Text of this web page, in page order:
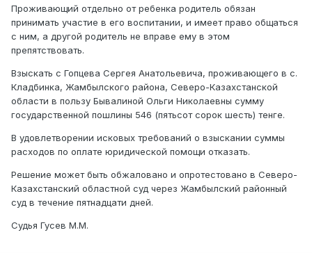
Проживающий отдельно от ребенка родитель обязан
принимать участие в его воспитании, и имеет право общаться
с ним, а другой родитель не вправе ему в этом
препятствовать.
Взыскать с Гопцева Сергея Анатольевича, проживающего в с.
Кладбинка, Жамбылского района, Северо-Казахстанской
области в пользу Бывалиной Ольги Николаевны сумму
государственной пошлины 546 (пятьсот сорок шесть) тенге.
В удовлетворении исковых требований о взыскании суммы
расходов по оплате юридической помощи отказать.
Решение может быть обжаловано и опротестовано в Северо-
Казахстанский областной суд через Жамбылский районный
суд в течение пятнадцати дней.
Судья Гусев М.М.